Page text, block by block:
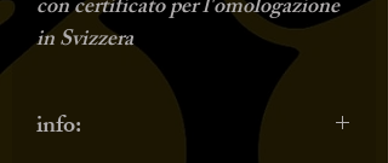
con certificato per l'omologazione
in Svizzera
info: